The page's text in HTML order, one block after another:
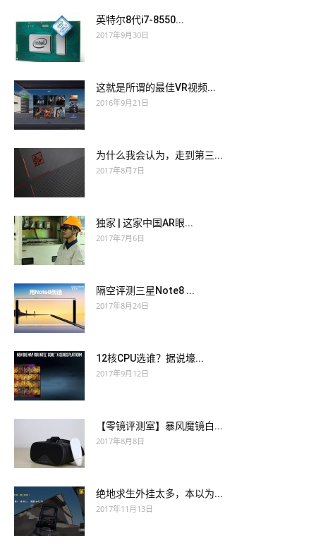
英特尔8代i7-8550...
2017年9月30日
这就是所谓的最佳VR视频...
2016年9月21日
为什么我会认为，走到第三...
2017年8月7日
独家 | 这家中国AR眼...
2017年7月6日
隔空评测三星Note8 ...
2017年8月24日
12核CPU选谁？据说壕...
2017年9月12日
【零镜评测室】暴风魔镜白...
2017年8月8日
绝地求生外挂太多，本以为...
2017年11月13日